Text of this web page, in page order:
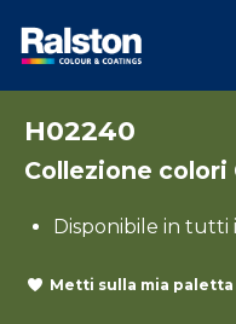
H02240
Collezione colori
Disponibile in tutti
Metti sulla mia